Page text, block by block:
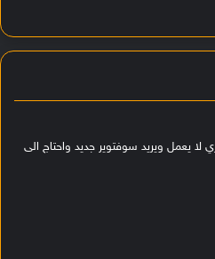
يعمل ويريد سوفتوير جديد واحتاج الى